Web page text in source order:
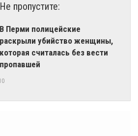
Не пропустите:
В Перми полицейские
раскрыли убийство женщины,
которая считалась без вести
пропавшей